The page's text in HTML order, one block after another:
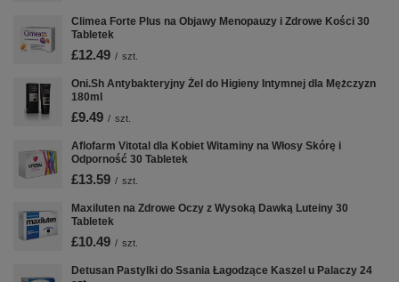
Climea Forte Plus na Objawy Menopauzy i Zdrowe Kości 30
Tabletek
£12.49 / szt.
Oni.Sh Antybakteryjny Żel do Higieny Intymnej dla Mężczyzn
180ml
£9.49 / szt.
Aflofarm Vitotal dla Kobiet Witaminy na Włosy Skórę i
Odporność 30 Tabletek
£13.59 / szt.
Maxiluten na Zdrowe Oczy z Wysoką Dawką Luteiny 30
Tabletek
£10.49 / szt.
Detusan Pastylki do Ssania Łagodzące Kaszel u Palaczy 24